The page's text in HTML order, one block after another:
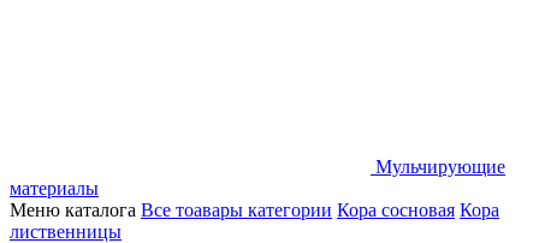
Мульчирующие
материалы
Меню каталога Все тоавары категории Кора сосновая Кора
лиственницы